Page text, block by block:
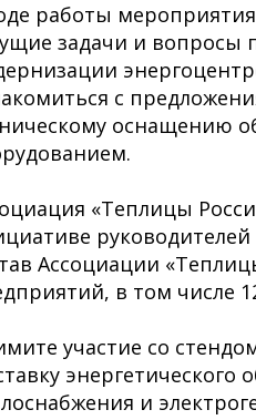
работы
задачи и вопросы
с
оснащению
«Теплицы
Ассоциации
в том числе
участие со
энергетического
и